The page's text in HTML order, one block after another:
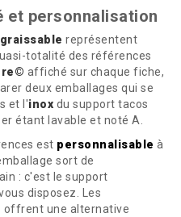
et personnalisation
représentent
totalité des références
affiché sur chaque fiche,
deux emballages qui se
et l'inox du support tacos
étant lavable et noté A.
est personnalisable à
sort de
: c'est le support
disposez. Les
offrent une alternative